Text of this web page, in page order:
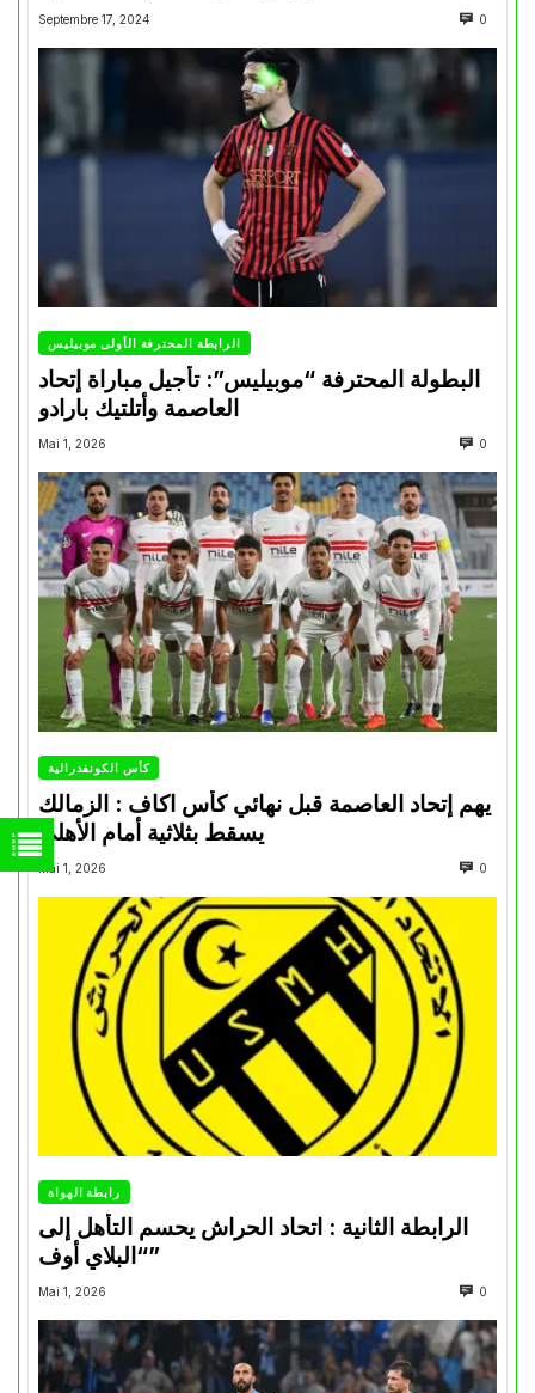
Septembre 17, 2024 0
الرابطة المحترفة الأولى موبيليس
البطولة المحترفة “موبيليس”: تأجيل مباراة إتحاد
العاصمة وأتلتيك بارادو
Mai 1, 2026 0
كأس الكونفدرالية
يهم إتحاد العاصمة قبل نهائي كأس اكاف : الزمالك
Mai 1, 2026 0
رابطة الهواة
الرابطة الثانية : اتحاد الحراش يحسم التأهل إلى
“البلاي أوف”
Mai 1, 2026 0